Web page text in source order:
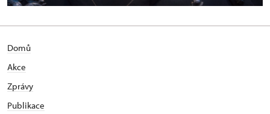
Domů
Akce
Zprávy
Publikace